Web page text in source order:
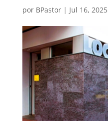
por BPastor| Jul 16, 2025